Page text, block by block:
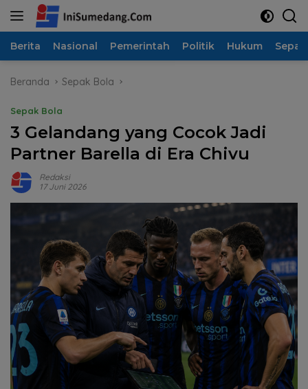
Langsung
Berita Nasional Pemerintah Politik Hukum
Beranda Sepak Bola
Sepak Bola
3 Gelandang yang Cocok Jadi
Partner Barella di Era Chivu
Redaksi
17 Juni 2026